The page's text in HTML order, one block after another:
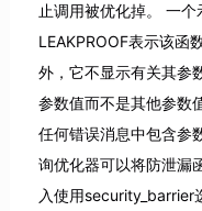
止调用被优化掉。 一个
LEAKPROOF表示该函
外，它不显示有关其参
参数值而不是其他参数
任何错误消息中包含参
询优化器可以将防泄漏
入使用security_barrier